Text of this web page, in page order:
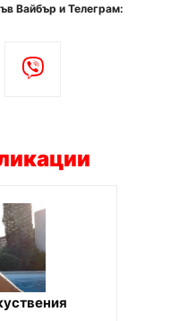
Вайбър и Телеграм: